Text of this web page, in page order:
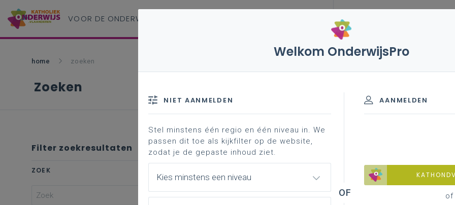
VOOR DE ONDERWIJS
home zoeken
Zoeken
Filter zoekresultaten
ZOEK
Professionaliseringsdatabank
Vakkenpagina
Welkom OnderwijsPro
AANMELDEN
of
NIET AANMELDEN
Stel minstens één regio en één niveau in. We
passen dit toe als kijkfilter op de website,
zodat je de gepaste inhoud ziet.
Kies minstens een niveau